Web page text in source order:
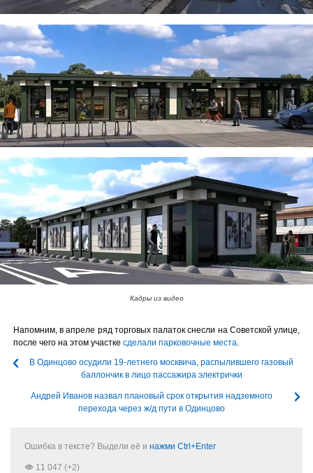
Кадры из видео
Напомним, в апреле ряд торговых палаток снесли на Советской улице,
после чего на этом участке сделали парковочные места
В Одинцово осудили 19-летнего москвича, распылившего газовый
баллончик в лицо пассажира электрички
Андрей Иванов назвал плановый срок открытия надземного
перехода через ж/д пути в Одинцово
Ошибка в тексте? Выдели её и нажми Ctrl+Enter
11 047 (+2)